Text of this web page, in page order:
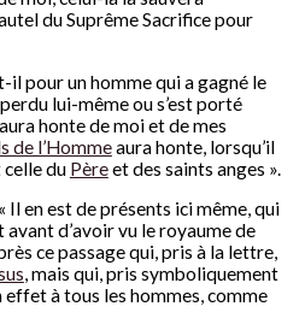
du Suprême Sacrifice pour
pour un homme qui a gagné le
lui-même ou s’est porté
honte de moi et de mes
de l’Hommeaura honte, lorsqu’il
du Pèreet des saints anges ».
Il en est de présents ici même, qui
d’avoir vu le royaume de
ce passage qui, pris à la lettre,
, mais qui, pris symboliquement
effet à tous les hommes, comme